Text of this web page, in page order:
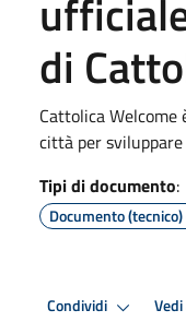
di
Cattolica
città per
Tipi di documento:
Documento
Condividi